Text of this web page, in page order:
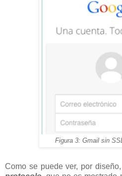
Figura 3: Gmail sin
Como se puede ver, por diseño,